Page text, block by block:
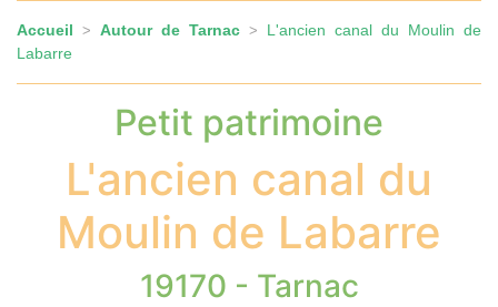
Accueil > Autour de Tarnac > L'ancien canal du Moulin de
Labarre
Petit patrimoine
L'ancien canal du
Moulin de Labarre
19170 - Tarnac